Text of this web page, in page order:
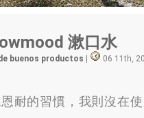
漱口水
buenos productos 06 11th,
耐的習慣 ， 我則沒在